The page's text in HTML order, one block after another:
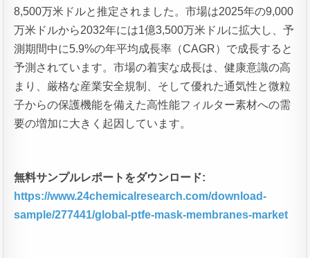
8,500万米ドルと推定されました。市場は2025年の9,000
万米ドルから2032年には1億3,500万米ドルに拡大し、予
測期間中に5.9%の年平均成長率（CAGR）で成長すると
予測されています。市場の着実な成長は、健康意識の高
まり、厳格な産業安全規制、そして優れた通気性と微粒
子からの保護機能を備えた高性能フィルター素材への需
要の増加に大きく起因しています。
無料サンプルレポートをダウンロード:
https://www.24chemicalresearch.com/download-
sample/277441/global-ptfe-mask-membranes-market